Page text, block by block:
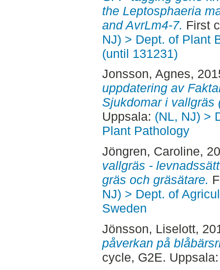
the Leptosphaeria
and AvrLm4-7. First
NJ) > Dept. of Plant
(until 131231)
Jonsson, Agnes,
uppdatering av
Sjukdomar i vallgräs
Uppsala: (NL, NJ) >
Plant Pathology
Jöngren, Caroline,
vallgräs -
gräs och gräsätare.
NJ) > Dept. of
Sweden
Jönsson, Liselott,
påverkan på
cycle, G2E.